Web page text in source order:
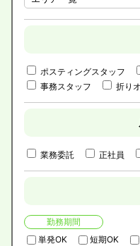
ポスティングスタッフ
事務スタッフ
折り
業務委託 正社員
勤務期間
単発OK
短期OK